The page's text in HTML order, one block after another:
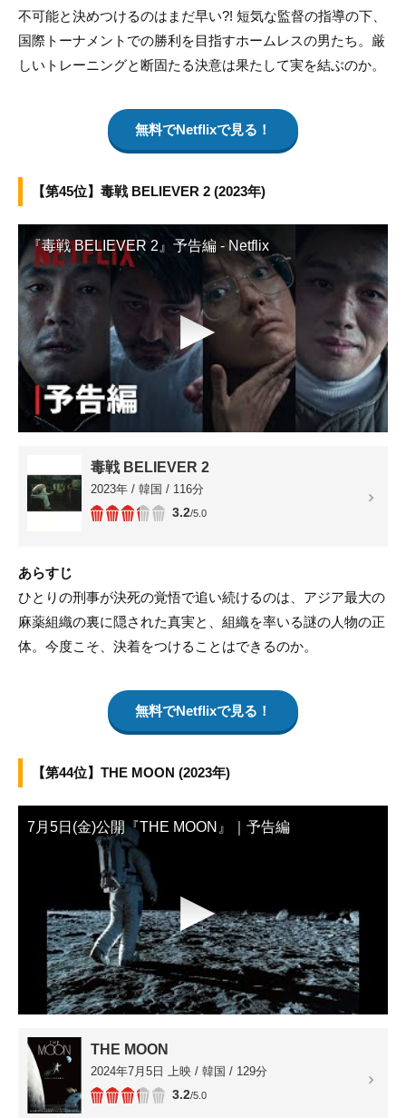
不可能と決めつけるのはまだ早い?! 短気な監督の指導の下、
国際トーナメントでの勝利を目指すホームレスの男たち。厳
しいトレーニングと断固たる決意は果たして実を結ぶのか。
無料でNetflixで見る！
【第45位】毒戦 BELIEVER 2 (2023年)
『毒戦 BELIEVER 2』予告編 - Netflix
▶
毒戦 BELIEVER 2
2023年 / 韓国 / 116分
3.2/5.0
あらすじ
ひとりの刑事が決死の覚悟で追い続けるのは、アジア最大の
麻薬組織の裏に隠された真実と、組織を率いる謎の人物の正
体。今度こそ、決着をつけることはできるのか。
無料でNetflixで見る！
【第44位】THE MOON (2023年)
7月5日(金)公開『THE MOON』｜予告編
▶
THE MOON
2024年7月5日 上映 / 韓国 / 129分
3.2/5.0